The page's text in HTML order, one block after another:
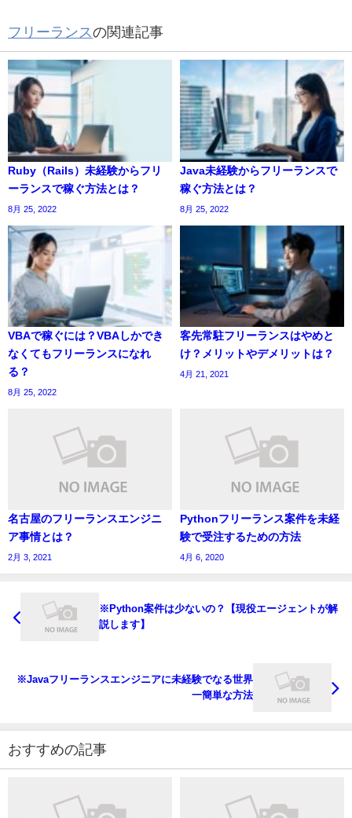
フリーランスの関連記事
Ruby（Rails）未経験からフリ
ーランスで稼ぐ方法とは？
8月 25, 2022
Java未経験からフリーランスで
稼ぐ方法とは？
8月 25, 2022
VBAで稼ぐには？VBAしかでき
なくてもフリーランスになれ
る？
8月 25, 2022
客先常駐フリーランスはやめと
け？メリットやデメリットは？
4月 21, 2021
名古屋のフリーランスエンジニ
ア事情とは？
2月 3, 2021
Pythonフリーランス案件を未経
験で受注するための方法
4月 6, 2020
※Python案件は少ないの？【現役エージェントが解
説します】
※Javaフリーランスエンジニアに未経験でなる世界
一簡単な方法
おすすめの記事